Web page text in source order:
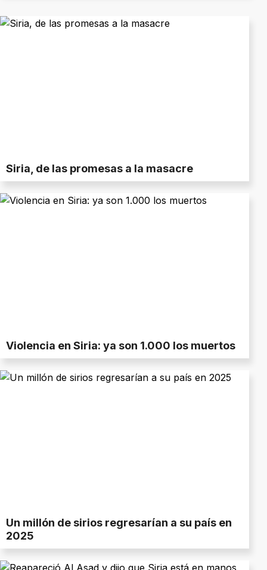
Siria, de las promesas a la masacre
Violencia en Siria: ya son 1.000 los muertos
Un millón de sirios regresarían a su país en
2025